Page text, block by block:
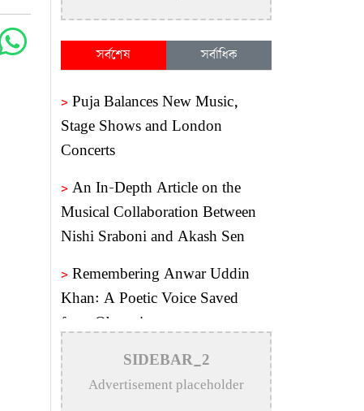
সর্বশেষ সর্বাধিক
> Puja Balances New Music,
Stage Shows and London
Concerts
> An In-Depth Article on the
Musical Collaboration Between
Nishi Sraboni and Akash Sen
> Remembering Anwar Uddin
Khan: A Poetic Voice Saved
from Obscurity
>
Remembering Mohammed
Rafi: The Immortal Voice of
SIDEBAR_2
Advertisement placeholder